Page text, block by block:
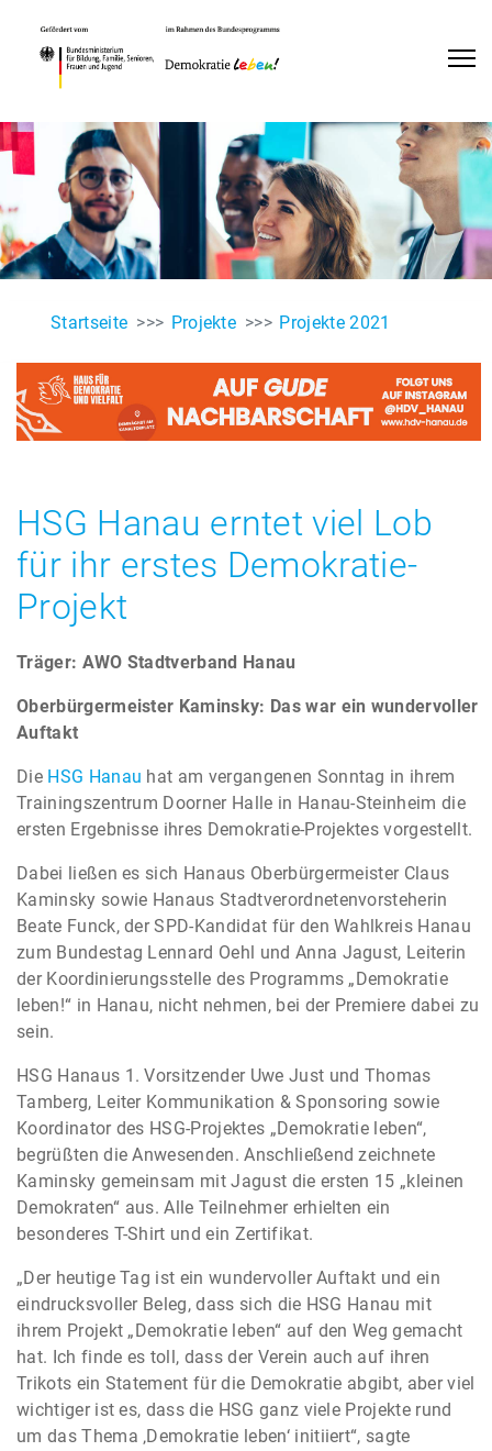
Startseite Projekte Projekte 2021
HSG Hanau erntet viel Lob
für ihr erstes Demokratie-
Projekt
Träger: AWO Stadtverband Hanau
Oberbürgermeister Kaminsky: Das war ein wundervoller
Auftakt
Die HSG Hanau hat am vergangenen Sonntag in ihrem
Trainingszentrum Doorner Halle in Hanau-Steinheim die
ersten Ergebnisse ihres Demokratie-Projektes vorgestellt.
Dabei ließen es sich Hanaus Oberbürgermeister Claus
Kaminsky sowie Hanaus Stadtverordnetenvorsteherin
Beate Funck, der SPD-Kandidat für den Wahlkreis Hanau
zum Bundestag Lennard Oehl und Anna Jagust, Leiterin
der Koordinierungsstelle des Programms „Demokratie
leben!“ in Hanau, nicht nehmen, bei der Premiere dabei zu
sein.
HSG Hanaus 1. Vorsitzender Uwe Just und Thomas
Tamberg, Leiter Kommunikation & Sponsoring sowie
Koordinator des HSG-Projektes „Demokratie leben“,
begrüßten die Anwesenden. Anschließend zeichnete
Kaminsky gemeinsam mit Jagust die ersten 15 „kleinen
Demokraten“ aus. Alle Teilnehmer erhielten ein
besonderes T-Shirt und ein Zertifikat.
„Der heutige Tag ist ein wundervoller Auftakt und ein
eindrucksvoller Beleg, dass sich die HSG Hanau mit
ihrem Projekt „Demokratie leben“ auf den Weg gemacht
hat. Ich finde es toll, dass der Verein auch auf ihren
Trikots ein Statement für die Demokratie abgibt, aber viel
wichtiger ist es, dass die HSG ganz viele Projekte rund
um das Thema ‚Demokratie leben‘ initiiert“, sagte